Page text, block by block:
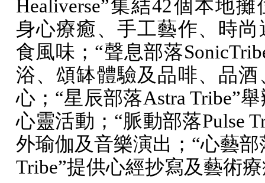
Healiverse”集結42個本地攤
身心療癒、手工藝作、時尚
食風味；“聲息部落
浴、頌缽體驗及品啡、品酒
心；“星辰部落Astra Tribe”
心靈活動；“脈動部落Pulse
外瑜伽及音樂演出；“心藝部
Tribe”提供心經抄寫及藝術